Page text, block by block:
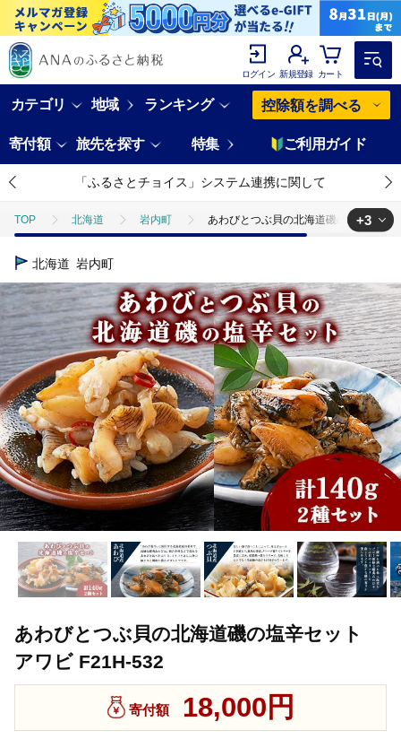
ログイン 新規登録 カート
カテゴリ 地域 ランキング 控除額を調べる
寄付額 旅先を探す 特集 ご利用ガイド
「ふるさとチョイス」システム連携に関して
TOP 北海道 岩内町 あわびとつぶ貝の北海道磯の塩辛セッ
TOP
TOP 魚介類 貝類 あわび あわびとつぶ貝の北海道磯
TOP 加工食品 缶詰・瓶詰 魚(缶詰・瓶詰) あわびと
+3
北海道 岩内町
あわびとつぶ貝の北海道磯の塩辛セット
アワビ F21H-532
寄付額 18,000円